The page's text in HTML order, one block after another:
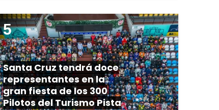
Santa Cruz tendrá doce
representantes en la
gran fiesta de los 300
Pilotos del Turismo Pista